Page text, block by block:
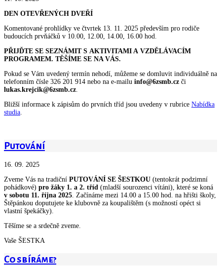
DEN OTEVŘENÝCH DVEŘÍ
Komentované prohlídky ve čtvrtek 13. 11. 2025 především pro rodiče
budoucích prvňáčků v 10.00, 12.00, 14.00, 16.00 hod.
PŘIJĎTE SE SEZNÁMIT S AKTIVITAMI A VZDĚLÁVACÍM
PROGRAMEM. TĚŠÍME SE NA VÁS.
Pokud se Vám uvedený termín nehodí, můžeme se domluvit individuálně na
telefonním čísle 326 201 914 nebo na e-mailu info@6zsmb.cz či
lukas.krejcik@6zsmb.cz
Bližší informace k zápisům do prvních tříd jsou uvedeny v rubrice Nabídka
studia
Putování
16. 09. 2025
Zveme Vás na tradiční PUTOVÁNÍ SE ŠESTKOU (tentokrát podzimní
pohádkové) pro žáky 1. a 2. tříd (mladší sourozenci vítáni), které se koná
v sobotu 11. října 2025 . Začínáme mezi 14.00 a 15.00 hod. na hřišti školy,
Štěpánkou doputujete ke klubovně za koupalištěm (s možností opéct si
vlastní špekáčky).
Těšíme se a srdečně zveme.
Vaše ŠESTKA
Co sbíráme?